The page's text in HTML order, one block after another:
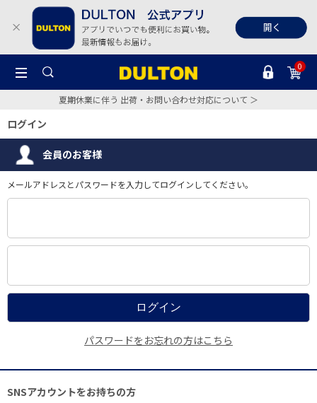
0
夏期休業に伴う 出荷・お問い合わせ対応について ＞
ログイン
会員のお客様
メールアドレスとパスワードを入力してログインしてください。
パスワードをお忘れの方はこちら
SNSアカウントをお持ちの方